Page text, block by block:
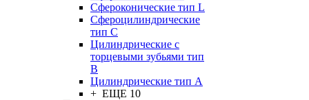
Сфероконические тип L
Сфероцилиндрические
тип C
Цилиндрические с
торцевыми зубьями тип
B
Цилиндрические тип А
+ ЕЩЕ 10